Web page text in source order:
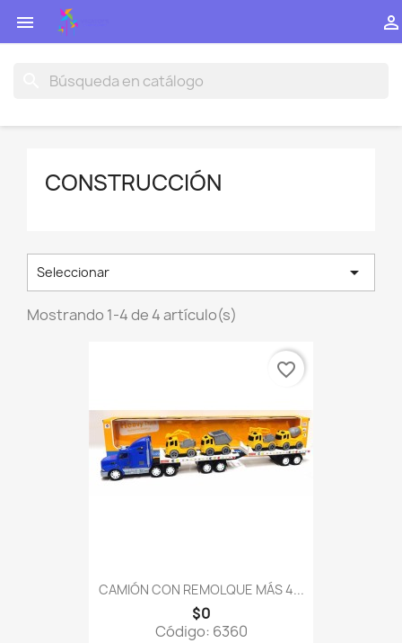
 
CONSTRUCCIÓN
Seleccionar 
Mostrando 1-4 de 4 artículo(s)
CAMIÓN CON REMOLQUE MÁS 4...
$0
Código: 6360
favorite_border